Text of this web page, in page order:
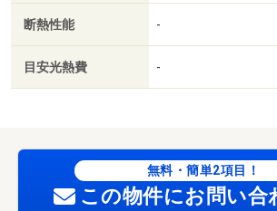
断熱性能 -
目安光熱費 -
無料・簡単2項目！
この物件にお問い合